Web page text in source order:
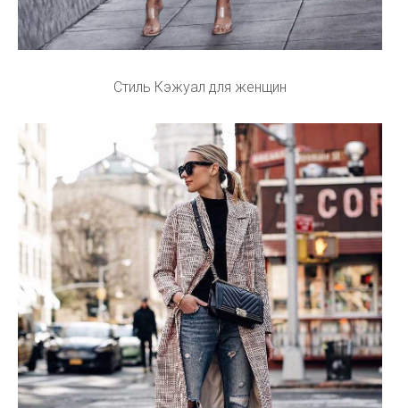
Стиль Кэжуал для женщин